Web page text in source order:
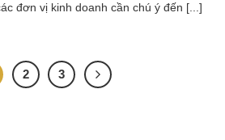
đơn vị kinh doanh cần chú ý đến [...]
2 3